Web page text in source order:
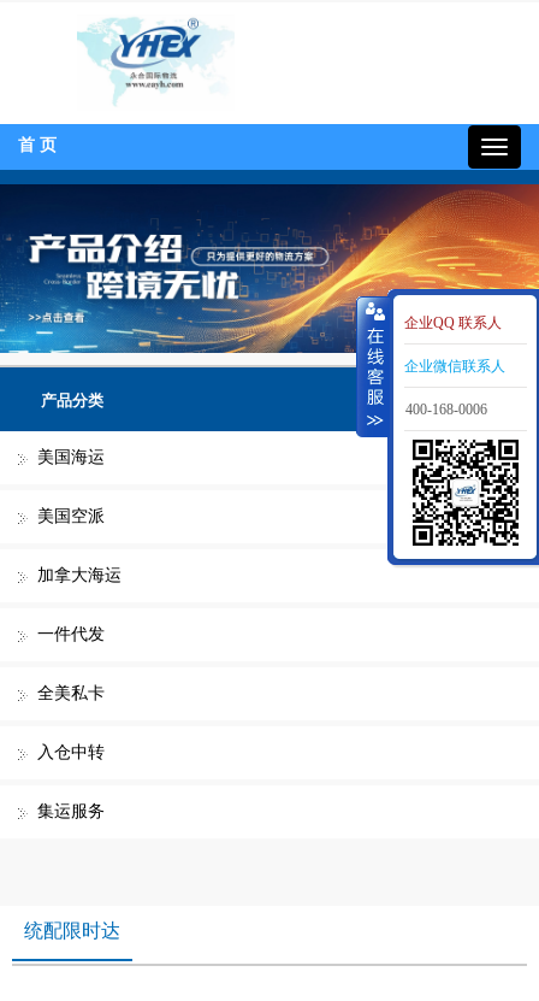
首 页
产品分类
美国海运
美国空派
加拿大海运
一件代发
全美私卡
入仓中转
集运服务
统配限时达
企业QQ 联系人
企业微信联系人
400-168-0006